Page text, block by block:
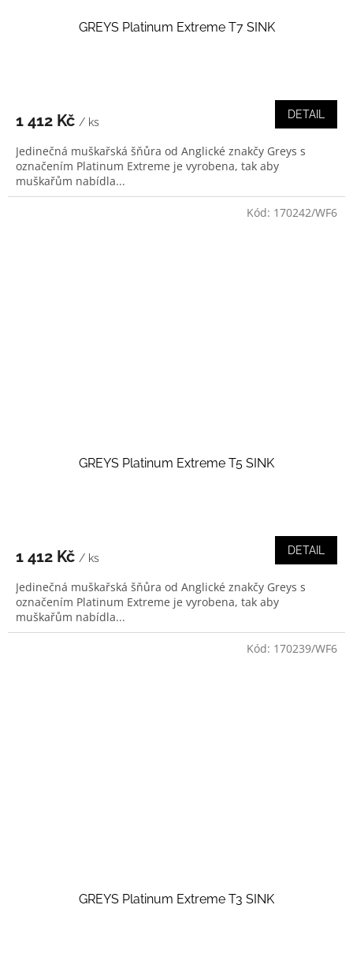
GREYS Platinum Extreme T7 SINK
1 412 Kč / ks
DETAIL
Jedinečná muškařská šňůra od Anglické znakčy Greys s
označením Platinum Extreme je vyrobena, tak aby
muškařům nabídla...
GREYS Platinum Extreme T5 SINK
1 412 Kč / ks
DETAIL
Jedinečná muškařská šňůra od Anglické znakčy Greys s
označením Platinum Extreme je vyrobena, tak aby
muškařům nabídla...
Kód: 170242/WF6
GREYS Platinum Extreme T3 SINK
Kód: 170239/WF6